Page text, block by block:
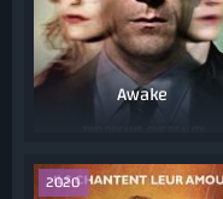
Awake
2020